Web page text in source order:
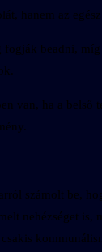
hanem az
beadni,
van, ha a
számolt be,
nehézséget